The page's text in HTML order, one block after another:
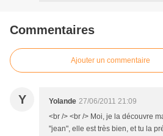
Commentaires
Ajouter un commentaire
Y Yolande 27/06/2011 21:09
<br /> <br /> Moi, je la découvre
"jean", elle est très bien, et tu la